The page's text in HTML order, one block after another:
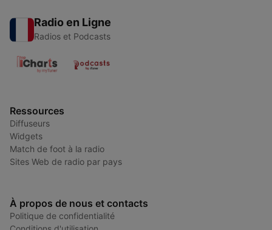
Radio en Ligne
Radios et Podcasts
Ressources
Diffuseurs
Widgets
Match de foot à la radio
Sites Web de radio par pays
À propos de nous et contacts
Politique de confidentialité